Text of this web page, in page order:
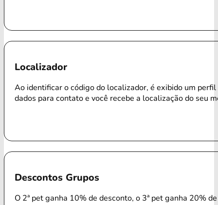
Localizador
Ao identificar o código do localizador, é exibido um perfil
dados para contato e você recebe a localização do seu
Descontos Grupos
O 2ª pet ganha 10% de desconto, o 3ª pet ganha 20%